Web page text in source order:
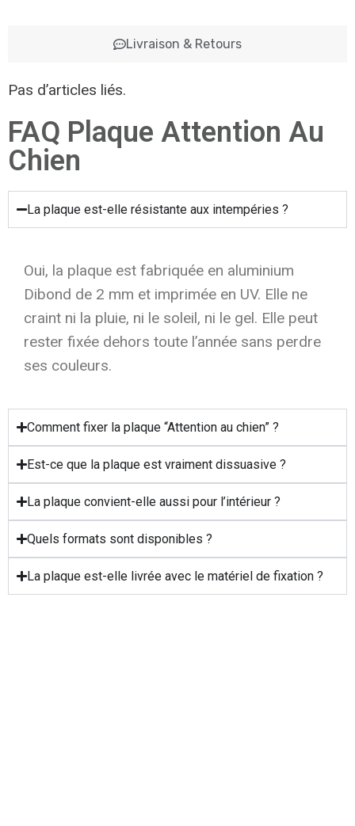
Livraison & Retours
Pas d’articles liés.
FAQ Plaque Attention Au
Chien
La plaque est-elle résistante aux intempéries ?
Oui, la plaque est fabriquée en aluminium
Dibond de 2 mm et imprimée en UV. Elle ne
craint ni la pluie, ni le soleil, ni le gel. Elle peut
rester fixée dehors toute l’année sans perdre
ses couleurs.
Comment fixer la plaque “Attention au chien” ?
Est-ce que la plaque est vraiment dissuasive ?
La plaque convient-elle aussi pour l’intérieur ?
Quels formats sont disponibles ?
La plaque est-elle livrée avec le matériel de fixation ?